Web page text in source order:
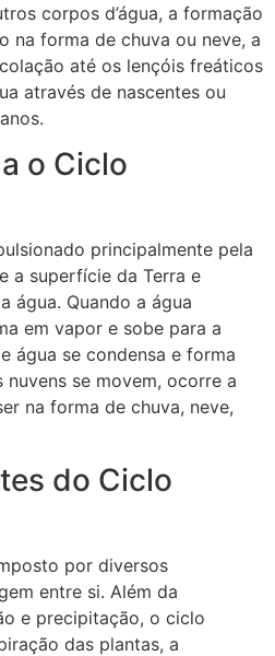
corpos d’água, a formação
na forma de chuva ou neve, a
até os lençóis freáticos
através de nascentes ou
o Ciclo
principalmente pela
a superfície da Terra e
água. Quando a água
em vapor e sobe para a
água se condensa e forma
nuvens se movem, ocorre a
na forma de chuva, neve,
do Ciclo
por diversos
entre si. Além da
e precipitação, o ciclo
das plantas, a